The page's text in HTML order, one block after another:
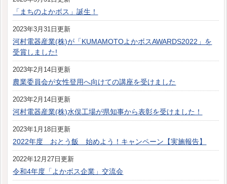
「まちのよかボス」誕生！
2023年3月31日更新
河村電器産業(株)が「KUMAMOTOよかボスAWARDS2022」を
受賞しました!
2023年2月14日更新
農業委員会が女性登用へ向けての講座を受けました
2023年2月14日更新
河村電器産業(株)水俣工場が県知事から表彰を受けました！
2023年1月18日更新
2022年度 おとう飯 始めよう！キャンペーン【実施報告】
2022年12月27日更新
令和4年度「よかボス企業」交流会